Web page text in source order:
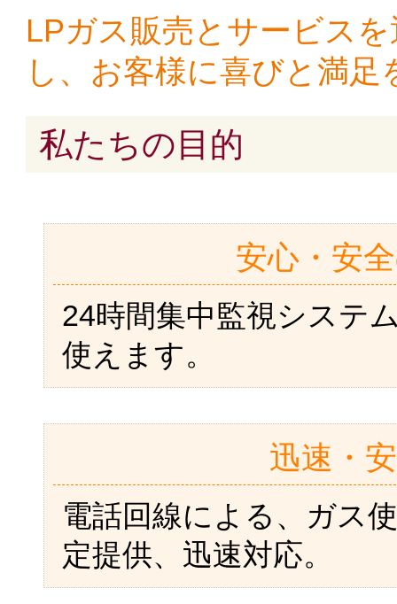
LPガス販売とサービス
し、お客様に喜びと満足
私たちの目的
安心・安
24時間集中監視システ
使えます。
迅速・
電話回線による、ガス
定提供、迅速対応。